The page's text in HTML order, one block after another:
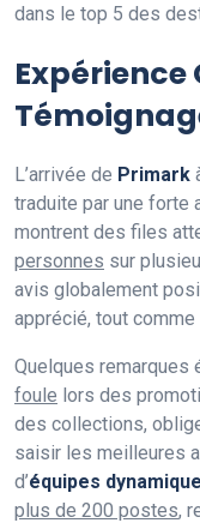
dans le top 5 des
Expérience
L’arrivée de Primark
traduite par une forte
montrent des files
personnes sur
avis globalement
apprécié, tout
Quelques remarques
foule lors des
des collections,
saisir les meilleures
d’équipes
plus de 200 postes,